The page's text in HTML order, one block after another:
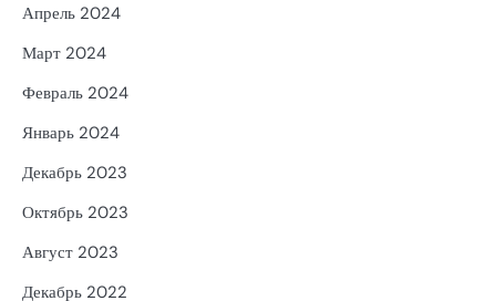
Апрель 2024
Март 2024
Февраль 2024
Январь 2024
Декабрь 2023
Октябрь 2023
Август 2023
Декабрь 2022